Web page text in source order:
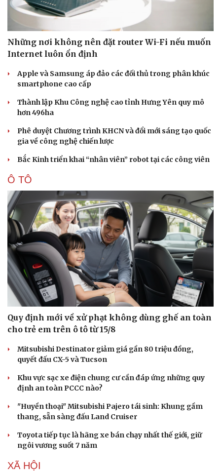
Văn hóa
Sân khấu - Điện ảnh
Văn học
Giải trí
Những nơi không nên đặt router Wi-Fi nếu muốn
Internet luôn ổn định
Apple và Samsung áp đảo các đối thủ trong phân khúc
smartphone cao cấp
Thành lập Khu Công nghệ cao tỉnh Hưng Yên quy mô
hơn 496ha
Phê duyệt Chương trình KHCN và đổi mới sáng tạo quốc
gia về công nghệ chiến lược
Bắc Kinh triển khai “nhân viên” robot tại các công viên
Ô TÔ
Quy định mới về xử phạt không dùng ghế an toàn
cho trẻ em trên ô tô từ 15/8
Mitsubishi Destinator giảm giá gần 80 triệu đồng,
quyết đấu CX-5 và Tucson
Khu vực sạc xe điện chung cư cần đáp ứng những quy
định an toàn PCCC nào?
"Huyền thoại" Mitsubishi Pajero tái sinh: Khung gầm
thang, sẵn sàng đấu Land Cruiser
Toyota tiếp tục là hãng xe bán chạy nhất thế giới, giữ
ngôi vương suốt 7 năm
XÃ HỘI